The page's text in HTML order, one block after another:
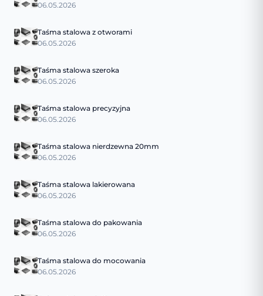
06.05.2026
Taśma stalowa z otworami
06.05.2026
Taśma stalowa szeroka
06.05.2026
Taśma stalowa precyzyjna
06.05.2026
Taśma stalowa nierdzewna 20mm
06.05.2026
Taśma stalowa lakierowana
06.05.2026
Taśma stalowa do pakowania
06.05.2026
Taśma stalowa do mocowania
06.05.2026